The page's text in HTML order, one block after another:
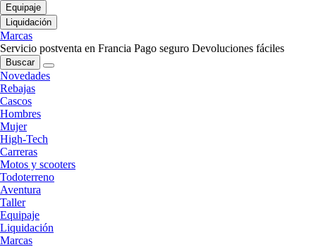
Equipaje
Liquidación
Marcas
Servicio postventa en Francia Pago seguro Devoluciones fáciles
Buscar
Novedades
Rebajas
Cascos
Hombres
Mujer
High-Tech
Carreras
Motos y scooters
Todoterreno
Aventura
Taller
Equipaje
Liquidación
Marcas